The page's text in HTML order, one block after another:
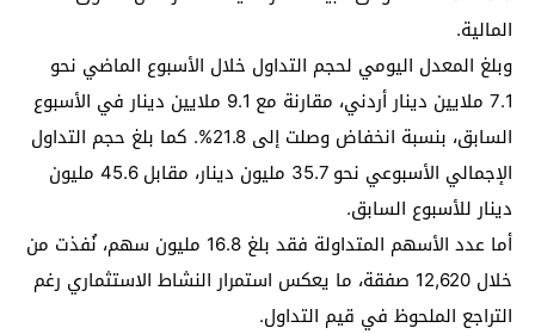
المالية.
وبلغ المعدل اليومي لحجم التداول خلال الأسبوع الماضي نحو
7.1 ملايين دينار أردني، مقارنة مع 9.1 ملايين دينار في الأسبوع
السابق، بنسبة انخفاض وصلت إلى 21.8%. كما بلغ حجم التداول
الإجمالي الأسبوعي نحو 35.7 مليون دينار، مقابل 45.6 مليون
دينار للأسبوع السابق.
أما عدد الأسهم المتداولة فقد بلغ 16.8 مليون سهم، نُفذت من
خلال 12,620 صفقة، ما يعكس استمرار النشاط الاستثماري رغم
التراجع الملحوظ في قيم التداول.